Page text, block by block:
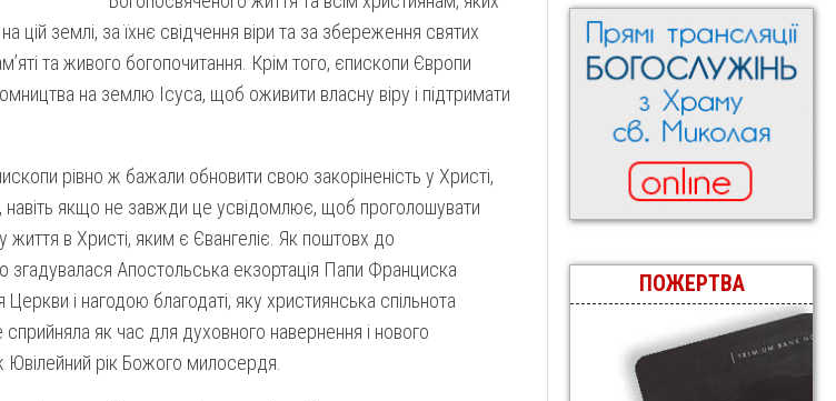
цій землі, за їхнє свідчення віри та за збереження святих
та живого богопочитання. Крім того, єпископи Європи
на землю Ісуса, щоб оживити власну віру і підтримати
рівно ж бажали обновити свою закоріненість у Христі,
навіть якщо не завжди це усвідомлює, щоб проголошувати
життя в Христі, яким є Євангеліє. Як поштовх до
згадувалася Апостольська екзортація Папи Франциска
і нагодою благодаті, яку християнська спільнота
як час для духовного навернення і нового
Ювілейний рік Божого милосердя.
ПОЖЕРТВА